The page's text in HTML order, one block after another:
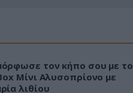
τον κήπο σου με το
Μίνι Αλυσοπρίονο με
λιθίου